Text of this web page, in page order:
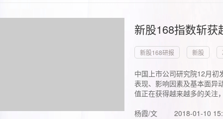
新股168指数斩
新股168研报 新股
中国上市公司研究院12月初
表现、影响因素及基本面异
值正在获得越来越多的关注
杨霞/文
2018-01-10